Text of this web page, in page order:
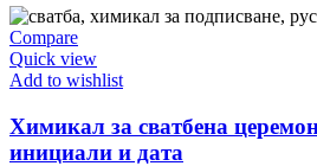
Compare
Quick view
Add to wishlist
Химикал за сватбена
инициали и дата